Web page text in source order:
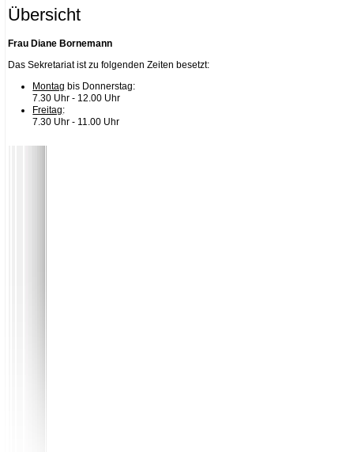
Übersicht
Frau Diane Bornemann
Das Sekretariat ist zu folgenden Zeiten besetzt:
Montag bis Donnerstag:
7.30 Uhr - 12.00 Uhr
Freitag:
7.30 Uhr - 11.00 Uhr